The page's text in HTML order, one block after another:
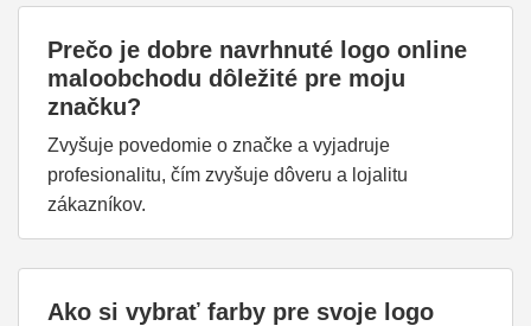
Prečo je dobre navrhnuté logo online
maloobchodu dôležité pre moju
značku?
Zvyšuje povedomie o značke a vyjadruje
profesionalitu, čím zvyšuje dôveru a lojalitu
zákazníkov.
Ako si vybrať farby pre svoje logo